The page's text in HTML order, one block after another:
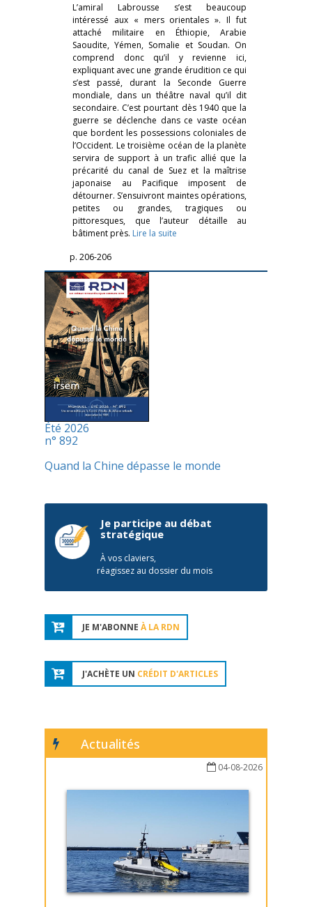
L’amiral Labrousse s’est beaucoup
intéressé aux « mers orientales ». Il fut
attaché militaire en Éthiopie, Arabie
Saoudite, Yémen, Somalie et Soudan. On
comprend donc qu’il y revienne ici,
expliquant avec une grande érudition ce qui
s’est passé, durant la Seconde Guerre
mondiale, dans un théâtre naval qu’il dit
secondaire. C’est pourtant dès 1940 que la
guerre se déclenche dans ce vaste océan
que bordent les possessions coloniales de
l’Occident. Le troisième océan de la planète
servira de support à un trafic allié que la
précarité du canal de Suez et la maîtrise
japonaise au Pacifique imposent de
détourner. S’ensuivront maintes opérations,
petites ou grandes, tragiques ou
pittoresques, que l’auteur détaille au
bâtiment près. Lire la suite
p. 206-206
Été 2026
n° 892
Quand la Chine dépasse le monde
Je participe au débat
stratégique
À vos claviers,
réagissez au dossier du mois
JE M'ABONNE À LA RDN
J'ACHÈTE UN CRÉDIT D'ARTICLES
Actualités
04-08-2026